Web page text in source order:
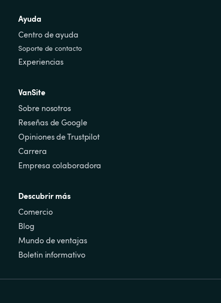
Ayuda
Centro de ayuda
Soporte de contacto
Experiencias
VanSite
Sobre nosotros
Reseñas de Google
Opiniones de Trustpilot
Carrera
Empresa colaboradora
Descubrir más
Comercio
Blog
Mundo de ventajas
Boletin informativo